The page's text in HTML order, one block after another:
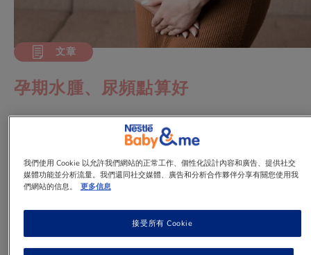
文章
孕期水腫、尿頻點算好
1 min to read
我們使用 Cookie 以允許我們網站的正常工作、個性化設計內容和廣告、提供社交
媒體功能並分析流量。我們還同社交媒體、廣告和分析合作夥伴分享有關您使用我
們網站的信息。
更多信息
接受所有 Cookie